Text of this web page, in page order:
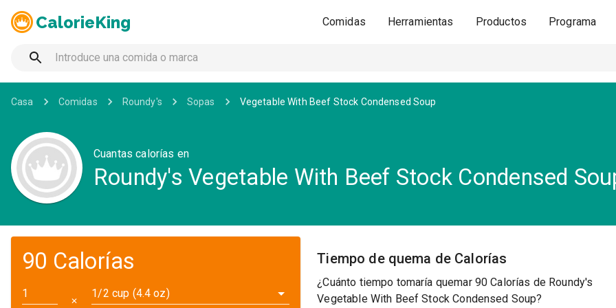
CalorieKing Comidas Herramientas Productos Programa
Casa Comidas Roundy's Sopas Vegetable With Beef Stock Condensed Soup
Cuantas calorías en
Roundy's Vegetable With Beef Stock Condensed
90 Calorías
✕
1/2 cup (4.4 oz)
Tiempo de quema de Calorías
¿Cuánto tiempo tomaría quemar 90 Calorías de Roundy's
Vegetable With Beef Stock Condensed Soup?